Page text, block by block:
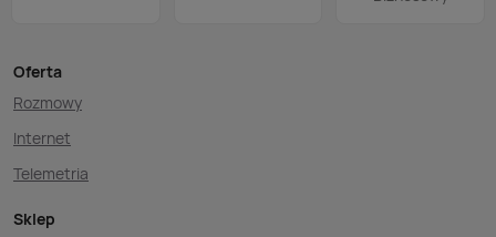
Oferta
Rozmowy
Internet
Telemetria
Sklep